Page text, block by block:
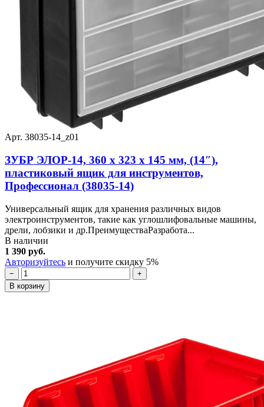
Арт. 38035-14_z01
ЗУБР ЭЛОР-14, 360 х 323 х 145 мм, (14″),
пластиковый ящик для инструментов,
Профессионал (38035-14)
Универсальный ящик для хранения различных видов
электроинструментов, такие как углошлифовальные машины,
дрели, лобзики и др.ПреимуществаРазработа...
В наличии
1 390 руб.
Авторизуйтесь и получите скидку 5%
−
+
В корзину